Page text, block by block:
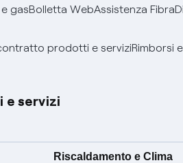
gasBolletta WebAssistenza Fibra
prodotti e serviziRimborsi
servizi
Riscaldamento e Clima